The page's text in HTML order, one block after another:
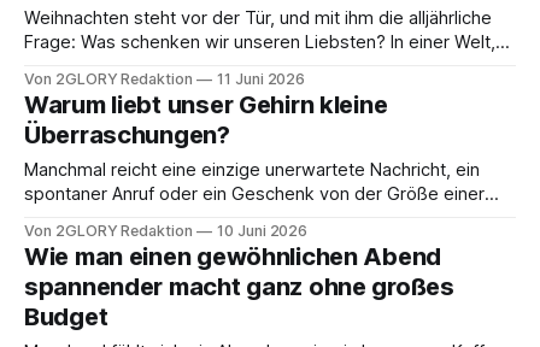
Weihnachten steht vor der Tür, und mit ihm die alljährliche
Frage: Was schenken wir unseren Liebsten? In einer Welt,
rückt im Jahr 2026 ein besonderer Wert in den Fokus:
Qualität statt Masse. Es geht nicht mehr darum, den Platz
unter dem Weihnachtsbaum
Von 2GLORY Redaktion 11 Juni 2026
Warum liebt unser Gehirn kleine
Überraschungen?
Manchmal reicht eine einzige unerwartete Nachricht, ein
spontaner Anruf oder ein Geschenk von der Größe einer
heller an. Seltsam, oder? Dabei hat sich objektiv kaum
etwas verändert. Die Wohnung steht noch am selben Ort,
die To-do-Liste ist nicht kürzer geworden
Von 2GLORY Redaktion 10 Juni 2026
Wie man einen gewöhnlichen Abend
spannender macht ganz ohne großes
Budget